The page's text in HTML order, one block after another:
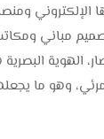
الإلكتروني
مباني
الهوية
وهو ما